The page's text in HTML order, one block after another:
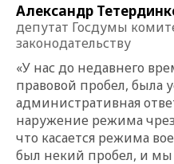
Александр
депутат Госдумы
законодательству
«У нас до недавнего
правовой пробел, была
административная
наружение режима
что касается режима
был некий пробел, и мы